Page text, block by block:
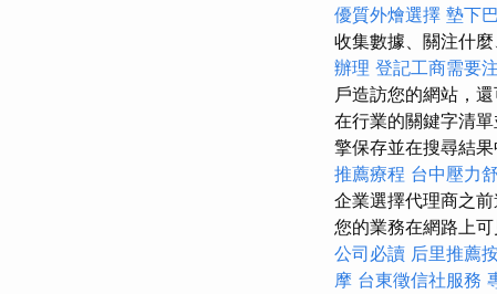
優質外燴選擇 墊下
收集數據、關注什
辦理 登記工商需要
戶造訪您的網站，
在行業的關鍵字清
擎保存並在搜尋結
推薦療程 台中壓力
企業選擇代理商之
您的業務在網路上
公司必讀 后里推薦
摩 台東徵信社服務